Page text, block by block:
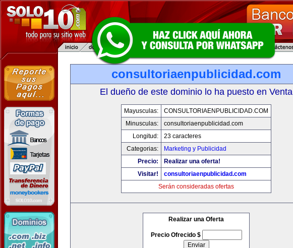
consultoriaenpublicidad.com
El dueño de este dominio lo ha puesto en Venta
Mayusculas:
CONSULTORIAENPUBLICIDAD.COM
Minusculas:
consultoriaenpublicidad.com
Longitud:
23 caracteres
Categorias:
Marketing y Publicidad
Precio:
Realizar una oferta!
Visitar!
consultoriaenpublicidad.com
Serán consideradas ofertas
Realizar una Oferta
Precio Ofrecido $